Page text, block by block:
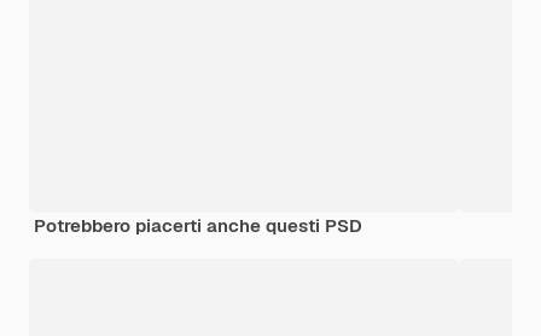
Potrebbero piacerti anche questi PSD